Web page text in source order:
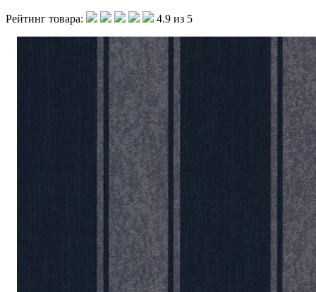
Рейтинг товара: 4.9 из 5